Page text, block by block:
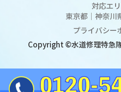
対応エ
東京都 ｜ 神奈川
プライバシー
Copyright ©水道修理特急